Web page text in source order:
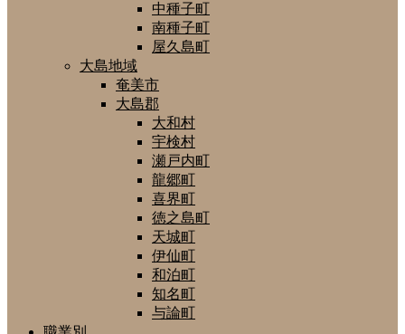
中種子町
南種子町
屋久島町
大島地域
奄美市
大島郡
大和村
宇検村
瀬戸内町
龍郷町
喜界町
徳之島町
天城町
伊仙町
和泊町
知名町
与論町